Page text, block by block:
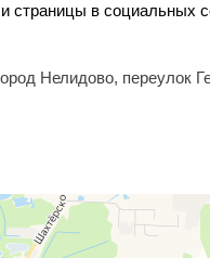
страницы в социальных
Нелидово, переулок